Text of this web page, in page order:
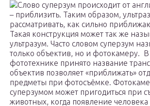
Слово суперзум происходит от
– приблизить. Таким образом,
рассматривать, как сильно
Такая конструкция может так же
ультразум. Часто словом суперзум
только объектив, но и фотокамеру. В
фототехнике принято название
объектив позволяет «приближать»
предметы при фотосъёмке.
суперзумом может пригодиться при
животных, когда появление человека